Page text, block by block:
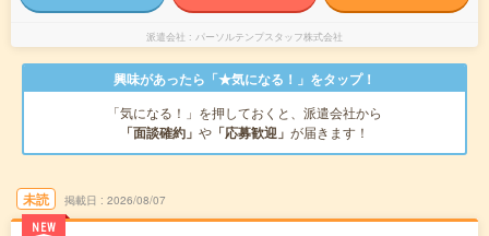
派遣会社 パーソルテンプスタッフ株式会社
興味があったら「★気になる！」をタップ！
「気になる！」を押しておくと、派遣会社から
「面談確約」 や 「応募歓迎」 が届きます！
未読
NEW
掲載日 2026/08/07